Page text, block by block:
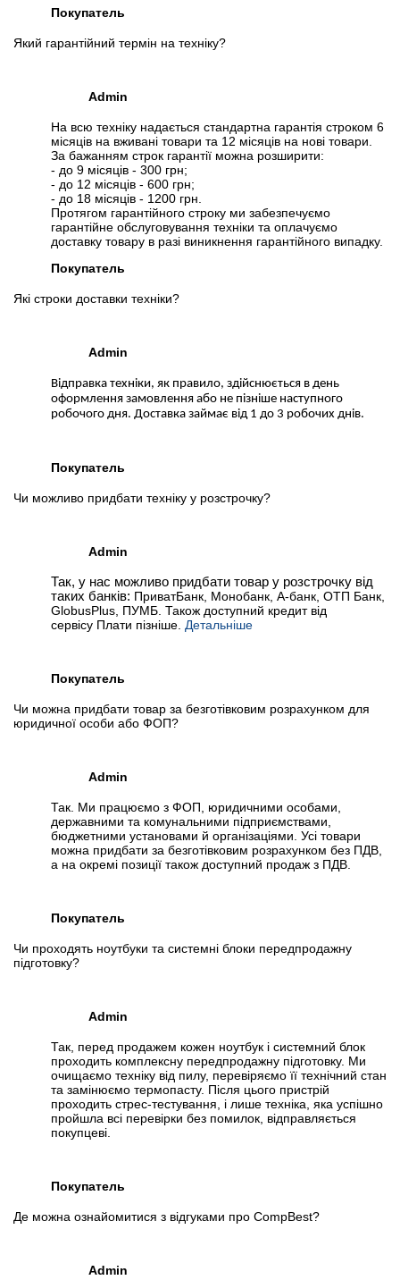
Покупатель
Який гарантійний термін на техніку?
Admin
На всю техніку надається стандартна гарантія строком 6
місяців на вживані товари та 12 місяців на нові товари.
За бажанням строк гарантії можна розширити:
- до 9 місяців - 300 грн;
- до 12 місяців - 600 грн;
- до 18 місяців - 1200 грн.
Протягом гарантійного строку ми забезпечуємо
гарантійне обслуговування техніки та оплачуємо
доставку товару в разі виникнення гарантійного випадку.
Покупатель
Які строки доставки техніки?
Admin
Відправка техніки, як правило, здійснюється в день
оформлення замовлення або не пізніше наступного
робочого дня. Доставка займає від 1 до 3 робочих днів.
Покупатель
Чи можливо придбати техніку у розстрочку?
Admin
Так, у нас можливо придбати товар у розстрочку від
таких банків: ПриватБанк, Монобанк, А-банк, ОТП Банк,
GlobusPlus, ПУМБ. Також доступний кредит від
сервісу Плати пізніше. Детальніше
Покупатель
Чи можна придбати товар за безготівковим розрахунком для
юридичної особи або ФОП?
Admin
Так. Ми працюємо з ФОП, юридичними особами,
державними та комунальними підприємствами,
бюджетними установами й організаціями. Усі товари
можна придбати за безготівковим розрахунком без ПДВ,
а на окремі позиції також доступний продаж з ПДВ.
Покупатель
Чи проходять ноутбуки та системні блоки передпродажну
підготовку?
Admin
Так, перед продажем кожен ноутбук і системний блок
проходить комплексну передпродажну підготовку. Ми
очищаємо техніку від пилу, перевіряємо її технічний стан
та замінюємо термопасту. Після цього пристрій
проходить стрес-тестування, і лише техніка, яка успішно
пройшла всі перевірки без помилок, відправляється
покупцеві.
Покупатель
Де можна ознайомитися з відгуками про CompBest?
Admin